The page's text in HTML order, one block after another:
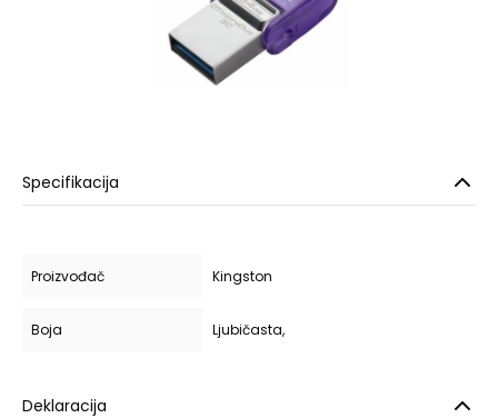
Specifikacija
Proizvođač Kingston
Boja Ljubičasta,
Deklaracija